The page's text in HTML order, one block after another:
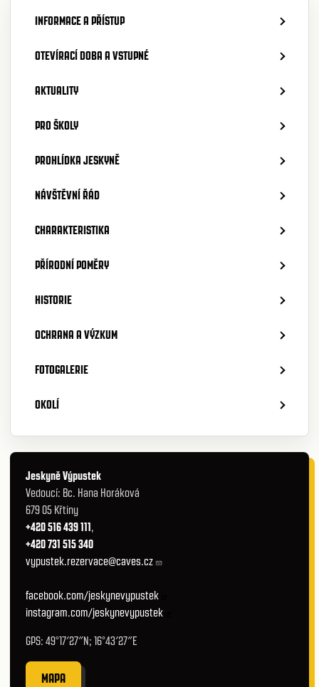
INFORMACE A PŘÍSTUP
OTEVÍRACÍ DOBA A VSTUPNÉ
AKTUALITY
PRO ŠKOLY
PROHLÍDKA JESKYNĚ
NÁVŠTĚVNÍ ŘÁD
CHARAKTERISTIKA
PŘÍRODNÍ POMĚRY
HISTORIE
OCHRANA A VÝZKUM
FOTOGALERIE
OKOLÍ
Jeskyně Výpustek
Vedoucí: Bc. Hana Horáková
679 05 Křtiny
+420 516 439 111,
+420 731 515 340
vypustek.rezervace@caves.cz
facebook.com/jeskynevypustek
instagram.com/jeskynevypustek
GPS: 49°17′27″N; 16°43′27″E
MAPA